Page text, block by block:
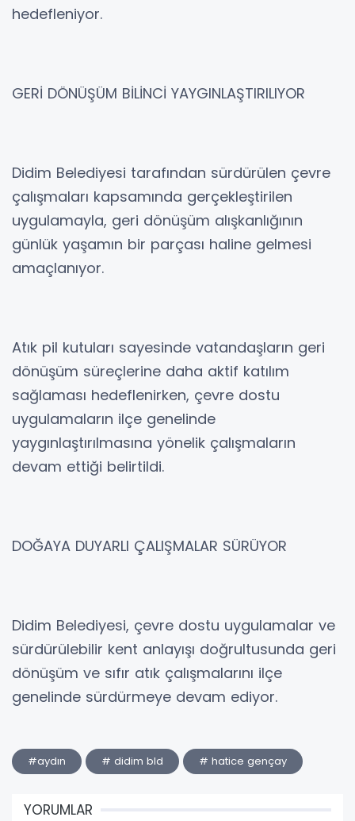
hedefleniyor.
GERİ DÖNÜŞÜM BİLİNCİ YAYGINLAŞTIRILIYOR
Didim Belediyesi tarafından sürdürülen çevre
çalışmaları kapsamında gerçekleştirilen
uygulamayla, geri dönüşüm alışkanlığının
günlük yaşamın bir parçası haline gelmesi
amaçlanıyor.
Atık pil kutuları sayesinde vatandaşların geri
dönüşüm süreçlerine daha aktif katılım
sağlaması hedeflenirken, çevre dostu
uygulamaların ilçe genelinde
yaygınlaştırılmasına yönelik çalışmaların
devam ettiği belirtildi.
DOĞAYA DUYARLI ÇALIŞMALAR SÜRÜYOR
Didim Belediyesi, çevre dostu uygulamalar ve
sürdürülebilir kent anlayışı doğrultusunda geri
dönüşüm ve sıfır atık çalışmalarını ilçe
genelinde sürdürmeye devam ediyor.
#aydın # didim bld # hatice gençay
YORUMLAR